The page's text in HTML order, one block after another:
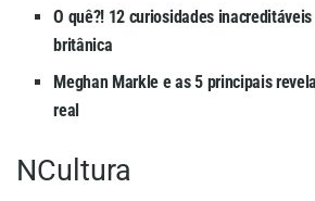
O quê?! 12 curiosidades
britânica
Meghan Markle e as 5 principais
real
NCultura